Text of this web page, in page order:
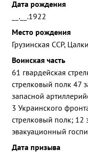
Дата рождения
__.__.1922
Место рождения
Грузинская ССР,
Воинская часть
61 гвардейская
стрелковый полк 47
запасной
3 Украинского
стрелковый полк; 12
эвакуационный
Дата призыва